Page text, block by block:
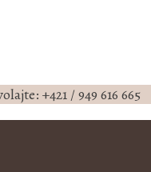
+421 / 949 616 665